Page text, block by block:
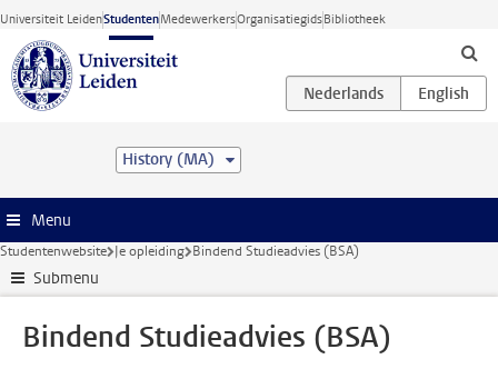
Ga direct naar de inhoud
Universiteit LeidenStudentenMedewerkersOrganisatiegidsBibliotheek
History (MA)
Menu
Studentenwebsite Je opleiding Bindend Studieadvies (BSA)
Submenu
Bindend Studieadvies (BSA)